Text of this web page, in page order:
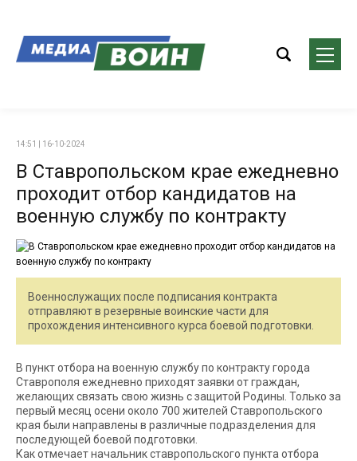
14:51 | 16-10-2024
В Ставропольском крае ежедневно
проходит отбор кандидатов на
военную службу по контракту
Военнослужащих после подписания контракта
отправляют в резервные воинские части для
прохождения интенсивного курса боевой подготовки.
В пункт отбора на военную службу по контракту города
Ставрополя ежедневно приходят заявки от граждан,
желающих связать свою жизнь с защитой Родины. Только за
первый месяц осени около 700 жителей Ставропольского
края были направлены в различные подразделения для
последующей боевой подготовки.
Как отмечает начальник ставропольского пункта отбора